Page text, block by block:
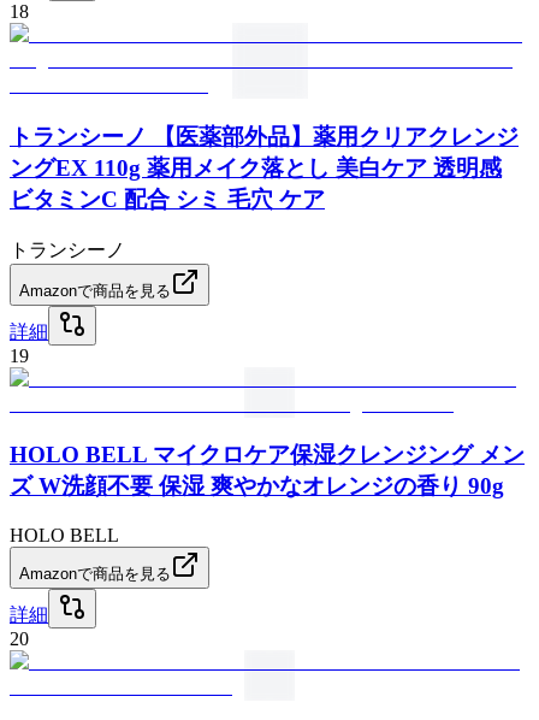
18
トランシーノ 【医薬部外品】薬用クリアクレンジ
ングEX 110g 薬用メイク落とし 美白ケア 透明感
ビタミンC 配合 シミ 毛穴 ケア
トランシーノ
Amazonで商品を見る
詳細
19
HOLO BELL マイクロケア保湿クレンジング メン
ズ W洗顔不要 保湿 爽やかなオレンジの香り 90g
HOLO BELL
Amazonで商品を見る
詳細
20